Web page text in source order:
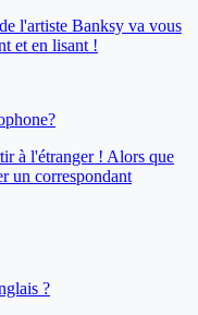
l'artiste Banksy va vous
et en lisant !
à l'étranger ! Alors que
un correspondant
?